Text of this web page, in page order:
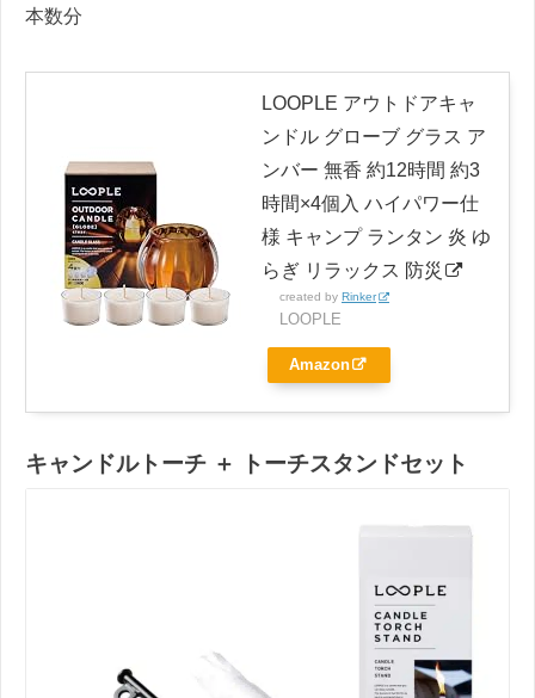
本数分
LOOPLE アウトドアキャ
ンドル グローブ グラス ア
ンバー 無香 約12時間 約3
時間×4個入 ハイパワー仕
様 キャンプ ランタン 炎 ゆ
らぎ リラックス 防災
created by Rinker
LOOPLE
Amazon
キャンドルトーチ ＋ トーチスタンドセット